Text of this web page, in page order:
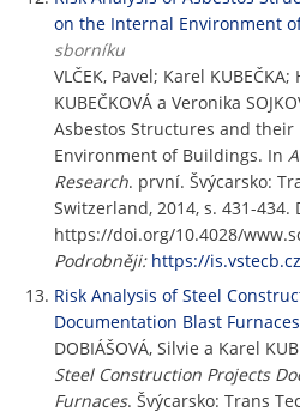
on the Internal Environment
sborníku
VLČEK, Pavel; Karel
KUBEČKOVÁ a Veronika
Asbestos Structures and
Environment of Buildings. In
Research. první. Švýcarsko:
Switzerland, 2014, s. 431-434.
https://doi.org/10.4028/
Podrobněji: https://
Risk Analysis of Steel
Documentation Blast Furnaces
DOBIÁŠOVÁ, Silvie a Karel
Steel Construction Projects
Furnaces. Švýcarsko: Trans